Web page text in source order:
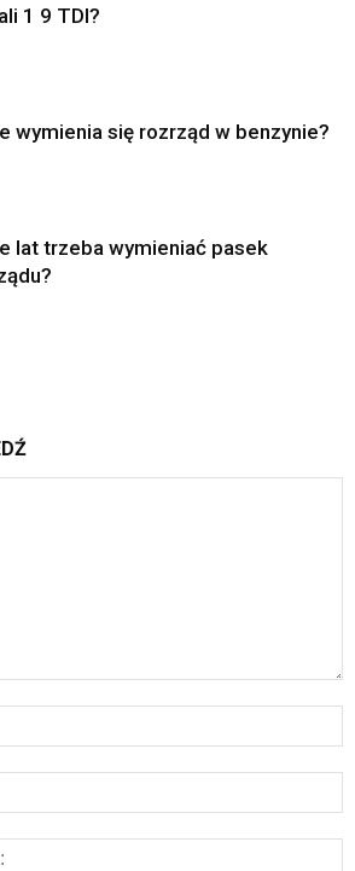
1 9 TDI?
wymienia się rozrząd w benzynie?
lat trzeba wymieniać pasek